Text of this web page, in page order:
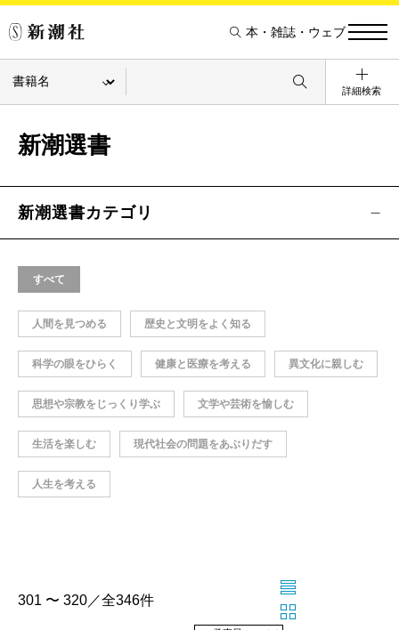
本・雑誌・ウェブ
詳細検索
新潮選書
新潮選書カテゴリ
すべて
人間を見つめる 歴史と文明をよく知る
科学の眼をひらく 健康と医療を考える 異文化に親しむ
思想や宗教をじっくり学ぶ 文学や芸術を愉しむ
生活を楽しむ 現代社会の問題をあぶりだす
人生を考える
301 〜 320／全346件